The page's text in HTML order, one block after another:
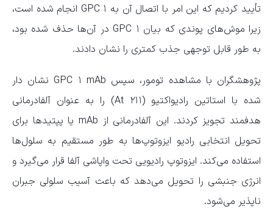
تأیید کردیم که این امر با اتصال آن به GPC ۱ انجام شده است،
زیرا موش‌های پوندی که بیان GPC ۱ در آن‌ها حذف شده بود،
به طور قابل توجهی جذب کمتری را نشان دادند.
پژوهشگران با مشاهده تومور، سپس GPC ۱ mAb نشان دار
شده با استاتین رادیواکتیو (۲۱۱ At) را به عنوان آلفادرمانی
هدفمند تجویز کردند. این آلفادرمانی از mAb یا پپتید‌ها برای
تحویل انتخابی رادیو ایزوتوپ‌ها به طور مستقیم به سلول‌ها
استفاده می‌کند. ایزوتوپ رادیویی تحت واپاشی آلفا قرار می‌گیرد و
انرژی جنبشی را تحویل می‌دهد که باعث آسیب سلولی جبران
ناپذیر می‌شود.